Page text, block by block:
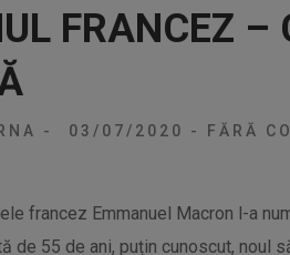
FRANCEZ –
- 03/07/2020 - FĂRĂ
francez Emmanuel Macron l-a
de 55 de ani, puțin cunoscut, noul